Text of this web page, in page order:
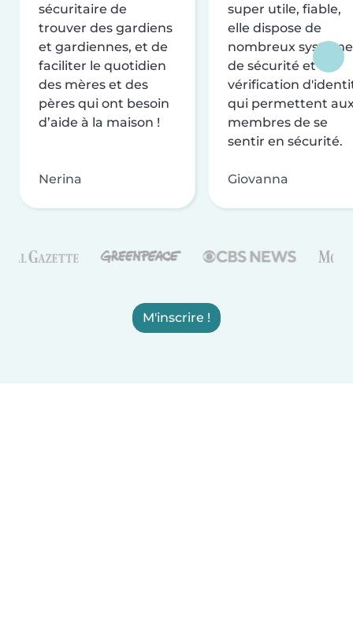
sécuritaire de
trouver des gardiens
et gardiennes, et de
faciliter le quotidien
des mères et des
pères qui ont besoin
d’aide à la maison !
Nerina
super utile, fiable,
elle dispose de
nombreux
de sécurité et de
vérification
qui permettent
membres de se
sentir en sécurité.
Giovanna
M'inscrire !